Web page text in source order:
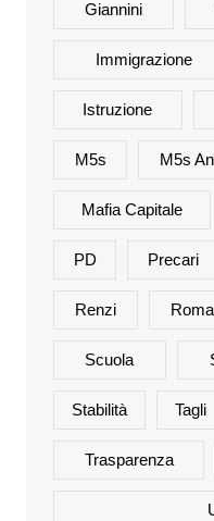
Giannini
Immigrazione
Istruzione
M5s M5s
Mafia Capitale
PD Precari
Renzi Roma
Scuola
Stabilità Tagli
Trasparenza